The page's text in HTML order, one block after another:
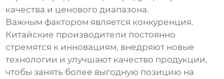
качества и ценового диапазона.
Важным фактором является конкуренция.
Китайские производители постоянно
стремятся к инновациям, внедряют новые
технологии и улучшают качество продукции,
чтобы занять более выгодную позицию на